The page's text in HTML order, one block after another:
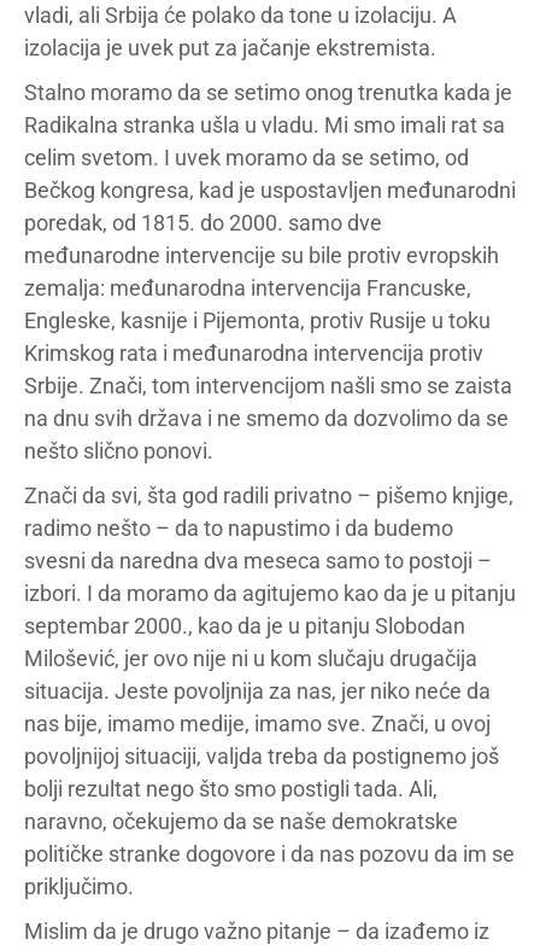
vladi, ali Srbija će polako da tone u izolaciju. A
izolacija je uvek put za jačanje ekstremista.
Stalno moramo da se setimo onog trenutka kada je
Radikalna stranka ušla u vladu. Mi smo imali rat sa
celim svetom. I uvek moramo da se setimo, od
Bečkog kongresa, kad je uspostavljen međunarodni
poredak, od 1815. do 2000. samo dve
međunarodne intervencije su bile protiv evropskih
zemalja: međunarodna intervencija Francuske,
Engleske, kasnije i Pijemonta, protiv Rusije u toku
Krimskog rata i međunarodna intervencija protiv
Srbije. Znači, tom intervencijom našli smo se zaista
na dnu svih država i ne smemo da dozvolimo da se
nešto slično ponovi.
Znači da svi, šta god radili privatno – pišemo knjige,
radimo nešto – da to napustimo i da budemo
svesni da naredna dva meseca samo to postoji –
izbori. I da moramo da agitujemo kao da je u pitanju
septembar 2000., kao da je u pitanju Slobodan
Milošević, jer ovo nije ni u kom slučaju drugačija
situacija. Jeste povoljnija za nas, jer niko neće da
nas bije, imamo medije, imamo sve. Znači, u ovoj
povoljnijoj situaciji, valjda treba da postignemo još
bolji rezultat nego što smo postigli tada. Ali,
naravno, očekujemo da se naše demokratske
političke stranke dogovore i da nas pozovu da im se
priključimo.
Mislim da je drugo važno pitanje – da izađemo iz